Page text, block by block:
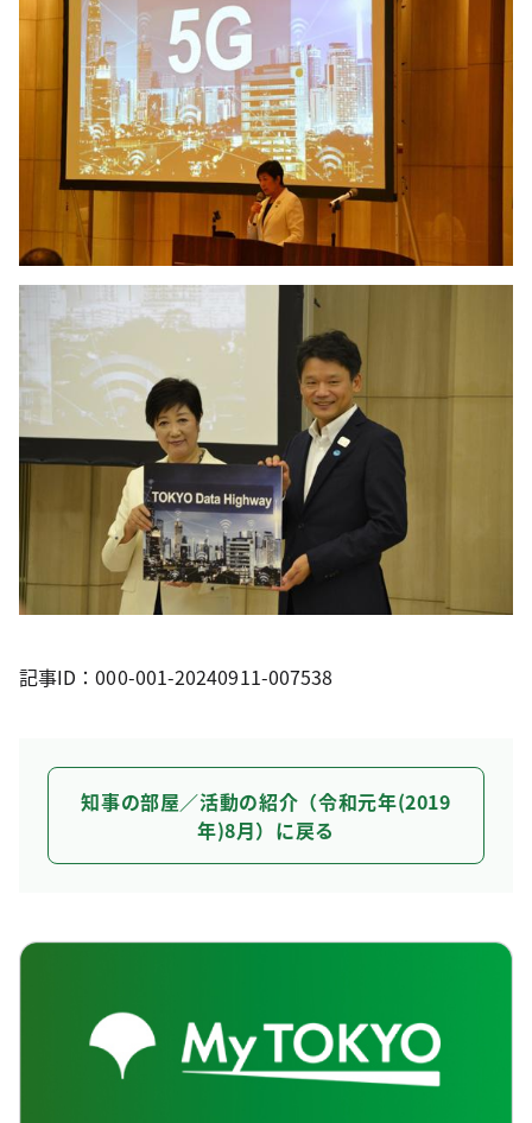
記事ID：000-001-20240911-007538
知事の部屋／活動の紹介（令和元年(2019
年)8月）に戻る